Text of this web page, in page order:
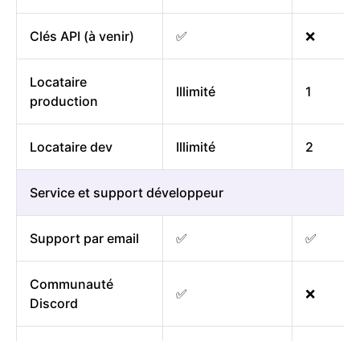
Clés API (à venir) ✅ ❌
Locataire
production
Illimité 1
Locataire dev Illimité 2
Service et support développeur
Support par email ✅ ✅
Communauté
Discord
✅ ❌